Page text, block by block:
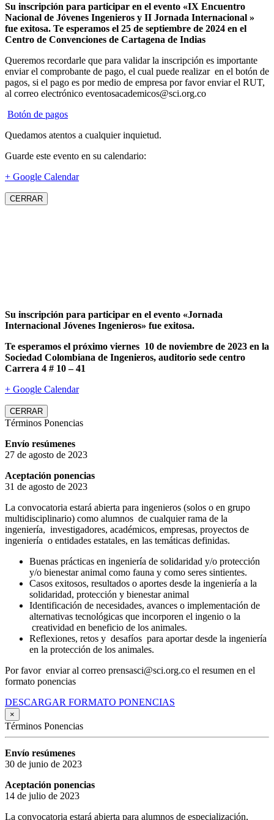
Su inscripción para participar en el evento «IX Encuentro
Nacional de Jóvenes Ingenieros y II Jornada Internacional »
fue exitosa. Te esperamos el 25 de septiembre de 2024 en el
Centro de Convenciones de Cartagena de Indias
Queremos recordarle que para validar la inscripción es importante
enviar el comprobante de pago, el cual puede realizar en el botón de
pagos, si el pago es por medio de empresa por favor enviar el RUT,
al correo electrónico eventosacademicos@sci.org.co
Botón de pagos
Quedamos atentos a cualquier inquietud.
Guarde este evento en su calendario:
+ Google Calendar
CERRAR
Su inscripción para participar en el evento «Jornada
Internacional Jóvenes Ingenieros» fue exitosa.
Te esperamos el próximo viernes 10 de noviembre de 2023 en la
Sociedad Colombiana de Ingenieros, auditorio sede centro
Carrera 4 # 10 – 41
+ Google Calendar
CERRAR
Términos Ponencias
Envío resúmenes
27 de agosto de 2023
Aceptación ponencias
31 de agosto de 2023
La convocatoria estará abierta para ingenieros (solos o en grupo
multidisciplinario) como alumnos de cualquier rama de la
ingeniería, investigadores, académicos, empresas, proyectos de
ingeniería o entidades estatales, en las temáticas definidas.
Buenas prácticas en ingeniería de solidaridad y/o protección
y/o bienestar animal como fauna y como seres sintientes.
Casos exitosos, resultados o aportes desde la ingeniería a la
solidaridad, protección y bienestar animal
Identificación de necesidades, avances o implementación de
alternativas tecnológicas que incorporen el ingenio o la
creatividad en beneficio de los animales.
Reflexiones, retos y desafíos para aportar desde la ingeniería
en la protección de los animales.
Por favor enviar al correo prensasci@sci.org.co el resumen en el
formato ponencias
DESCARGAR FORMATO PONENCIAS
×
Términos Ponencias
Envío resúmenes
30 de junio de 2023
Aceptación ponencias
14 de julio de 2023
La convocatoria estará abierta para alumnos de especialización,